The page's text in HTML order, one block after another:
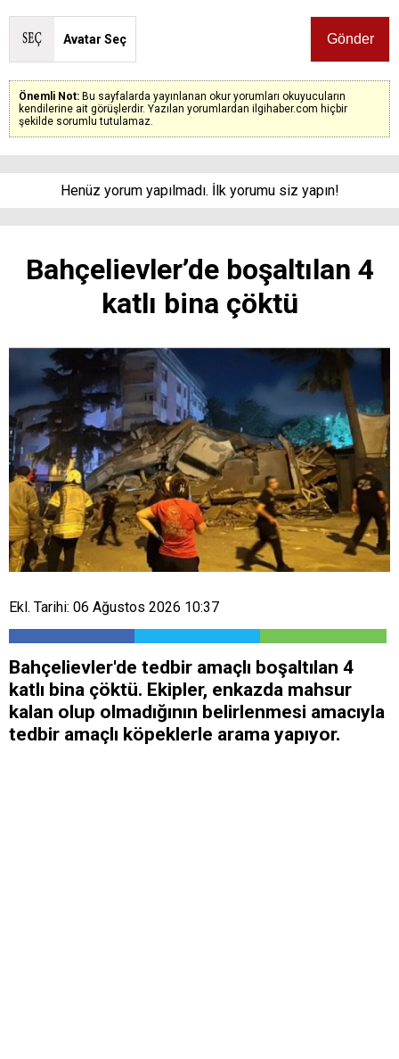
Avatar Seç
Önemli Not: Bu sayfalarda yayınlanan okur yorumları okuyucuların
kendilerine ait görüşlerdir. Yazılan yorumlardan ilgihaber.com hiçbir
şekilde sorumlu tutulamaz.
Henüz yorum yapılmadı. İlk yorumu siz yapın!
Bahçelievler’de boşaltılan 4
katlı bina çöktü
Ekl. Tarihi: 06 Ağustos 2026 10:37
Bahçelievler'de tedbir amaçlı boşaltılan 4
katlı bina çöktü. Ekipler, enkazda mahsur
kalan olup olmadığının belirlenmesi amacıyla
tedbir amaçlı köpeklerle arama yapıyor.